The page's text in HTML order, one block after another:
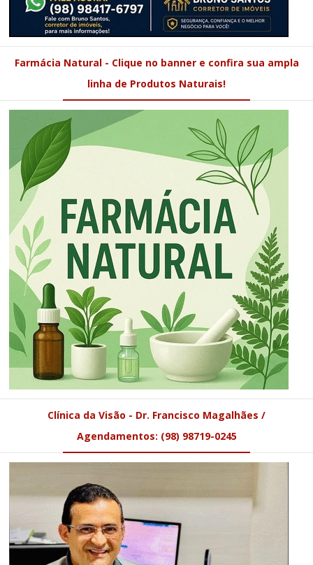
Farmácia Natural - Clique no banner e confira sua ampla
linha de Produtos Naturais!
Clínica da Visão - Dr. Francisco Magalhães /
Agendamentos: (98) 98719-0245